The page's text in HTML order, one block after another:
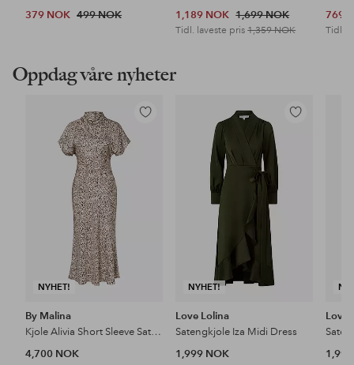
379 NOK 499 NOK
1,189 NOK 1,699 NOK
Tidl. laveste pris1,359 NOK
769
Tidl.
Oppdag våre nyheter
NYHET!
Legg
By Malina
Kjole Alivia Short Sleeve Satin Midi Dress
4,700 NOK
NYHET!
Legg
Love Lolina
Satengkjole Iza Midi Dress
1,999 NOK
Love